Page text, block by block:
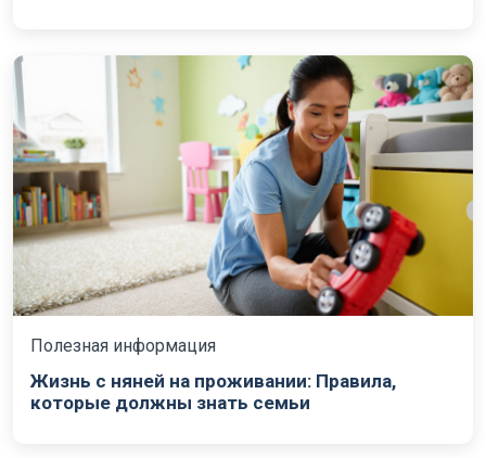
Полезная информация
Жизнь с няней на проживании: Правила,
которые должны знать семьи